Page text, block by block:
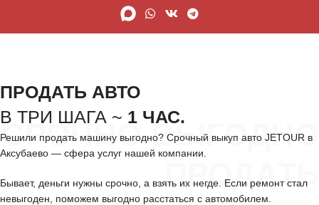
СРОЧНО ВЫГОДНО
ПРОДАТЬ
ПРОДАТЬ АВТО
В ТРИ ШАГА ~ 1 ЧАС.
Решили продать машину выгодно? Срочный выкуп авто JETOUR в
Аксубаево — сфера услуг нашей компании.
Бывает, деньги нужны срочно, а взять их негде. Если ремонт стал
невыгоден, поможем выгодно расстаться с автомобилем.